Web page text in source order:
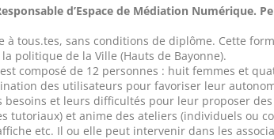
d’Espace de Médiation Numérique.
tous.tes, sans conditions de diplôme. Cette
politique de la Ville (Hauts de Bayonne).
composé de 12 personnes : huit femmes et
des utilisateurs pour favoriser leur
et leurs difficultés pour leur proposer
tutoriaux) et anime des ateliers (individuels ou
etc. Il ou elle peut intervenir dans les